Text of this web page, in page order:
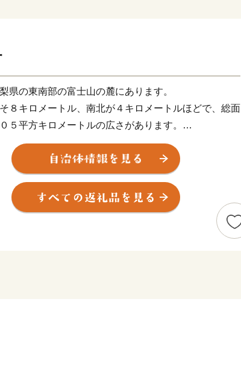
県の東南部の富士山の麓にあります。
８キロメートル、南北が４キロメートルほどで、総面
５平方キロメートルの広さがあります。
山の裾野が広がり、北には山梨県百名山の杓子山、東に
山の石割山といった山々に囲まれた標高９３６メートル
原の村です。
流れ出る桂川とその支流に新名庄川の２つの川が東西に
、湧水が豊富で、平成２５年６月に登録された世界文化
資産の忍野八海があり、富士を配した美しい景観、大陸